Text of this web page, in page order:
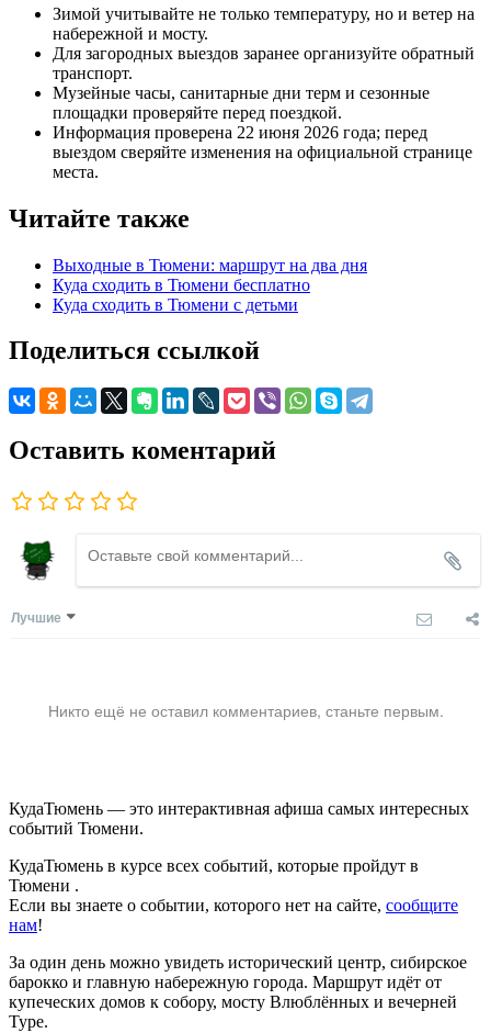
Зимой учитывайте не только температуру, но и ветер на
набережной и мосту.
Для загородных выездов заранее организуйте обратный
транспорт.
Музейные часы, санитарные дни терм и сезонные
площадки проверяйте перед поездкой.
Информация проверена 22 июня 2026 года; перед
выездом сверяйте изменения на официальной странице
места.
Читайте также
Выходные в Тюмени: маршрут на два дня
Куда сходить в Тюмени бесплатно
Куда сходить в Тюмени с детьми
Поделиться ссылкой
Оставить коментарий
Лучшие
Никто ещё не оставил комментариев, станьте первым.
КудаТюмень — это интерактивная афиша самых интересных
событий Тюмени.
КудаТюмень в курсе всех событий, которые пройдут в
Тюмени .
Если вы знаете о событии, которого нет на сайте, сообщите
нам!
За один день можно увидеть исторический центр, сибирское
барокко и главную набережную города. Маршрут идёт от
купеческих домов к собору, мосту Влюблённых и вечерней
Туре.